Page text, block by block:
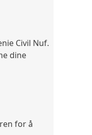
Civil Nuf.
dine
for å